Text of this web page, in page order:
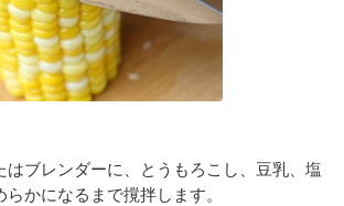
はブレンダーに、とうもろこし、豆乳、塩
らかになるまで撹拌します。